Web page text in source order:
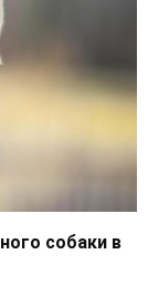
собаки в